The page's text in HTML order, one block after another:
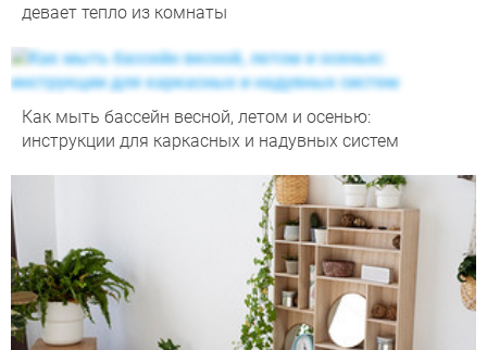
девает тепло из комнаты
Как мыть бассейн весной, летом и осенью:
инструкции для каркасных и надувных систем